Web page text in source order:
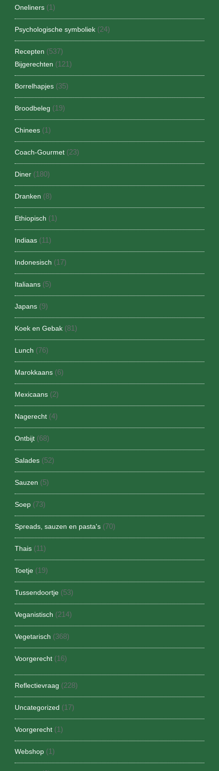
Oneliners (1)
Psychologische symboliek (24)
Recepten (537)
Bijgerechten (121)
Borrelhapjes (35)
Broodbeleg (19)
Chinees (1)
Coach-Gourmet (23)
Diner (180)
Dranken (8)
Ethiopisch (1)
Indiaas (11)
Indonesisch (17)
Italiaans (5)
Japans (9)
Koek en Gebak (81)
Lunch (76)
Marokkaans (6)
Mexicaans (2)
Nagerecht (4)
Ontbijt (68)
Salades (52)
Sauzen (5)
Soep (73)
Spreads, sauzen en pasta's (70)
Thais (11)
Toetje (19)
Tussendoortje (53)
Veganistisch (214)
Vegetarisch (368)
Voorgerecht (16)
Reflectievraag (228)
Uncategorized (17)
Voorgerecht (1)
Webshop (1)